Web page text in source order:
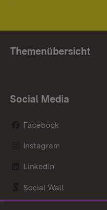
Themenübersicht
Social Media
Facebook
Instagram
LinkedIn
Social Wall